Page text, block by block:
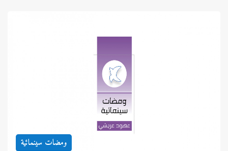
ومضات سينمائية